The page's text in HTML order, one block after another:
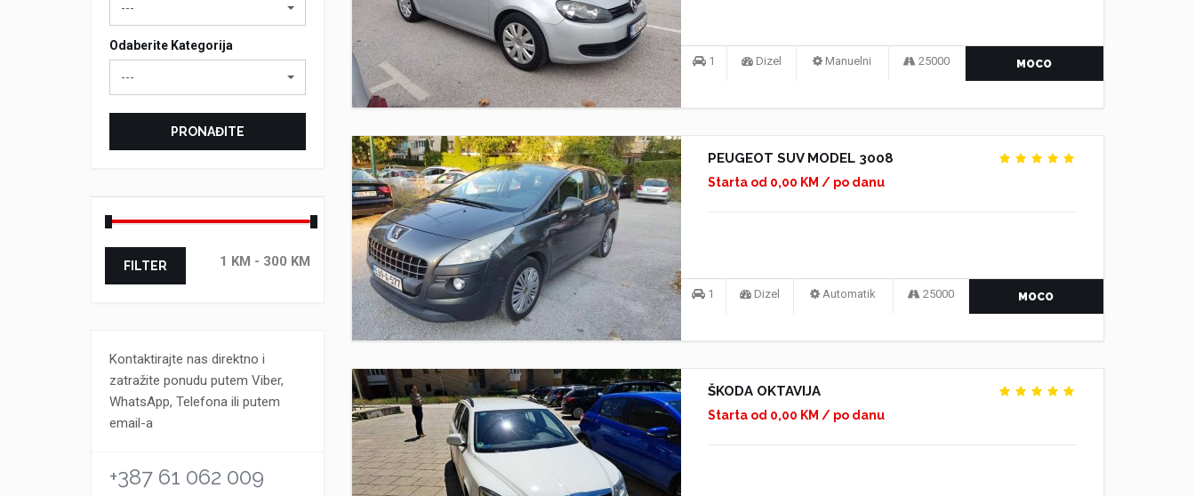
---
Odaberite Kategorija
---
PRONAĐITE
FILTER
Kontaktirajte nas direktno i
zatražite ponudu putem Viber,
WhatsApp, Telefona ili putem
email-a
+387 61 062 009
1 Dizel Manuelni 25000 MOCO
PEUGEOT SUV MODEL 3008
Starta od 0,00 KM / po danu
1 Dizel Automatik 25000 MOCO
ŠKODA OKTAVIJA
Starta od 0,00 KM / po danu